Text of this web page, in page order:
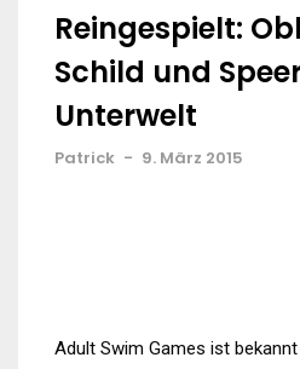
Reingespielt:
Schild und
Unterwelt
Patrick - 9. März 2015
Adult Swim Games ist